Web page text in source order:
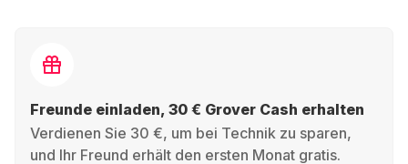
Freunde einladen, 30 € Grover Cash erhalten
Verdienen Sie 30 €, um bei Technik zu sparen,
und Ihr Freund erhält den ersten Monat gratis.